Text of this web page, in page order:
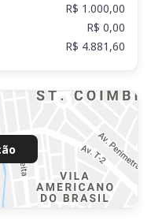
R$ 1.000,00
R$ 0,00
R$ 4.881,60